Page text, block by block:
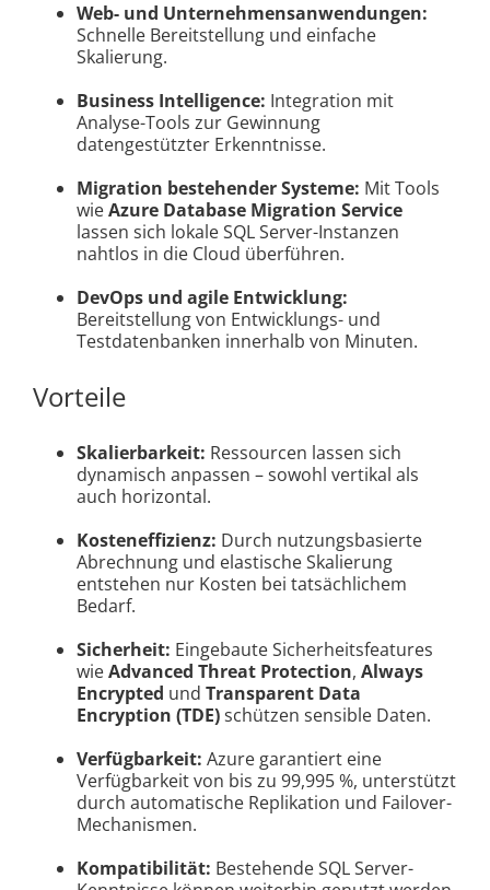
Web- und Unternehmensanwendungen:
Schnelle Bereitstellung und einfache
Skalierung.
Business Intelligence: Integration mit
Analyse-Tools zur Gewinnung
datengestützter Erkenntnisse.
Migration bestehender Systeme: Mit Tools
wieAzure Database Migration Service
lassen sich lokale SQL Server-Instanzen
nahtlos in die Cloud überführen.
DevOps und agile Entwicklung:
Bereitstellung von Entwicklungs- und
Testdatenbanken innerhalb von Minuten.
Vorteile
Skalierbarkeit: Ressourcen lassen sich
dynamisch anpassen – sowohl vertikal als
auch horizontal.
Kosteneffizienz: Durch nutzungsbasierte
Abrechnung und elastische Skalierung
entstehen nur Kosten bei tatsächlichem
Bedarf.
Sicherheit: Eingebaute Sicherheitsfeatures
wieAdvanced Threat Protection, Always
Encrypted und Transparent Data
Encryption (TDE)schützen sensible Daten.
Verfügbarkeit: Azure garantiert eine
Verfügbarkeit von bis zu 99,995 %, unterstützt
durch automatische Replikation und Failover-
Mechanismen.
Kompatibilität: Bestehende SQL Server-